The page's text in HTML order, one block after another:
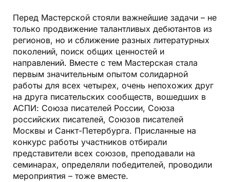
Перед Мастерской стояли важнейшие задачи – не
только продвижение талантливых дебютантов из
регионов, но и сближение разных литературных
поколений, поиск общих ценностей и
направлений. Вместе с тем Мастерская стала
первым значительным опытом солидарной
работы для всех четырех, очень непохожих друг
на друга писательских сообществ, вошедших в
АСПИ: Союза писателей России, Союза
российских писателей, Союзов писателей
Москвы и Санкт-Петербурга. Присланные на
конкурс работы участников отбирали
представители всех союзов, преподавали на
семинарах, определяли победителей, проводили
мероприятия – тоже вместе.